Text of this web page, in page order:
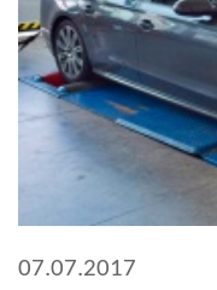
07.07.2017